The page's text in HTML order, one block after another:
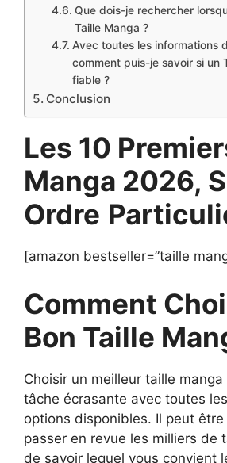
Que dois-je rechercher
Taille Manga ?
Avec toutes les informations
comment puis-je savoir si un
fiable ?
Conclusion
Les 10
Manga 2026,
Ordre
[amazon bestseller=”taille
Comment
Bon Taille
Choisir un meilleur taille
tâche écrasante avec toutes
options disponibles. Il peut
passer en revue les milliers de
de savoir lequel vous convient